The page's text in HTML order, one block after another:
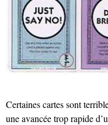
Certaines cartes sont
une avancée trop rapide